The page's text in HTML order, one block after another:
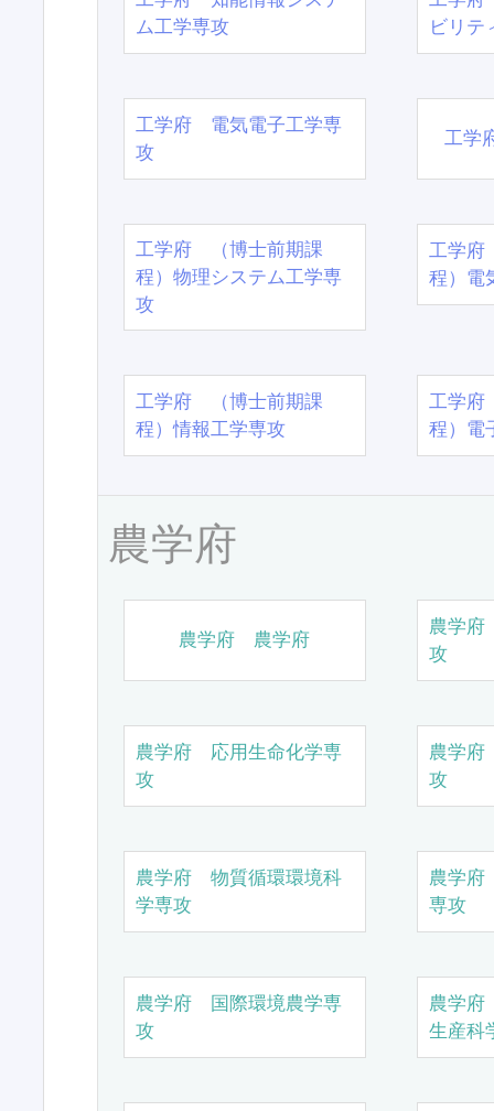
ム工学専攻
ビリテ
工学府 電気電子工学専
攻
工学
工学府 （博士前期課
程）物理システム工学専
攻
工学
程）電
工学府 （博士前期課
程）情報工学専攻
工学
程）電
農学府
農学府 農学府
農学
攻
農学府 応用生命化学専
攻
農学
攻
農学府 物質循環環境科
学専攻
農学
専攻
農学府 国際環境農学専
攻
農学
生産科